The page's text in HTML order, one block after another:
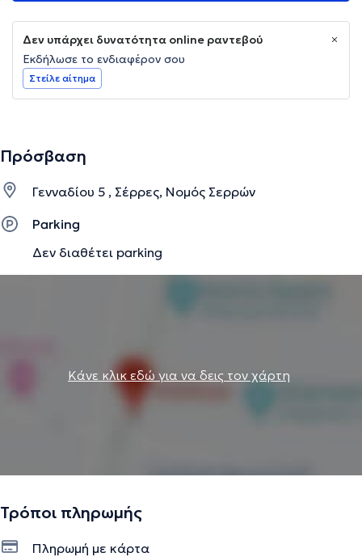
Δεν υπάρχει δυνατότητα online ραντεβού
Εκδήλωσε το ενδιαφέρον σου
Στείλε αίτημα
Πρόσβαση
Γενναδίου 5 , Σέρρες, Νομός Σερρών
Parking
Δεν διαθέτει parking
Κάνε κλικ εδώ για να δεις τον χάρτη
Τρόποι πληρωμής
Πληρωμή με κάρτα